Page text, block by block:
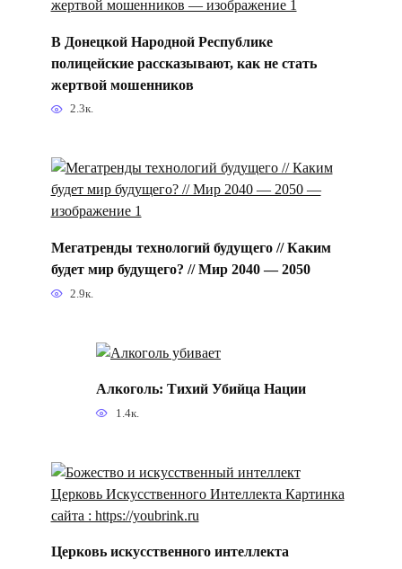
В Донецкой Народной Республике
полицейские рассказывают, как не стать
жертвой мошенников
2.3к.
Мегатренды технологий будущего // Каким
будет мир будущего? // Мир 2040 — 2050
2.9к.
Алкоголь: Тихий Убийца Нации
1.4к.
Церковь искусственного интеллекта